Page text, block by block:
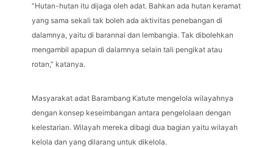
“Hutan-hutan itu dijaga oleh adat. Bahkan ada hutan keramat
yang sama sekali tak boleh ada aktivitas penebangan di
dalamnya, yaitu di barannai dan lembangia. Tak dibolehkan
mengambil apapun di dalamnya selain tali pengikat atau
rotan,” katanya.
Masyarakat adat Barambang Katute mengelola wilayahnya
dengan konsep keseimbangan antara pengelolaan dengan
kelestarian. Wilayah mereka dibagi dua bagian yaitu wilayah
kelola dan yang dilarang untuk dikelola.